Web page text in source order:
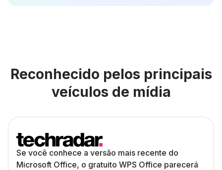
Reconhecido pelos principais
veículos de mídia
Se você conhece a versão mais recente do
Microsoft Office, o gratuito WPS Office parecerá